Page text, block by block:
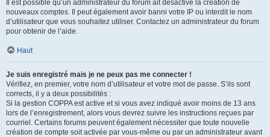
Il est possible qu’un administrateur du forum ait désactivé la création de
nouveaux comptes. Il peut également avoir banni votre IP ou interdit le nom
d’utilisateur que vous souhaitez utiliser. Contactez un administrateur du forum
pour obtenir de l’aide.
Haut
Je suis enregistré mais je ne peux pas me connecter !
Vérifiez, en premier, votre nom d’utilisateur et votre mot de passe. S’ils sont
corrects, il y a deux possibilités :
Si la gestion COPPA est active et si vous avez indiqué avoir moins de 13 ans
lors de l’enregistrement, alors vous devrez suivre les instructions reçues par
courriel. Certains forums peuvent également nécessiter que toute nouvelle
création de compte soit activée par vous-même ou par un administrateur avant